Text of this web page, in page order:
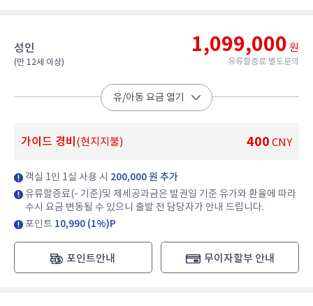
성인
(만 12세 이상)​
1,099,000 원
유류할증료 별도문의
유/아동 요금 열기
가이드 경비 (현지지불) 400 CNY
객실 1인 1실 사용 시 200,000 원 추가
유류할증료(- 기준)및 제세공과금은 발권일 기준 유가와 환율에 따라
수시 요금 변동될 수 있으니 출발 전 담당자가 안내 드립니다.
포인트 10,990 (1%)P
포인트안내 무이자할부 안내